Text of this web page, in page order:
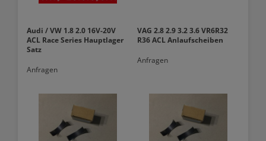
Audi / VW 1.8 2.0 16V-20V
ACL Race Series Hauptlager
Satz
Anfragen
VAG 2.8 2.9 3.2 3.6 VR6R32
R36 ACL Anlaufscheiben
Anfragen